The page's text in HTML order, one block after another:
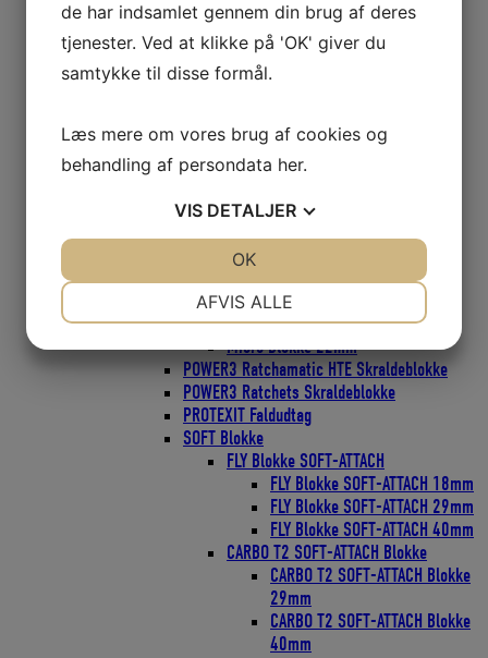
Bullet Classic Blokke 57mm
Element Blokke
Element Blokke 45mm
ESP Cruising Blokke
ESP Cruising 40mm
ESP Cruising 75mm
Harken Skøderinge Thimbles
Harken Svingarme
Micro Blokke
Micro blokke 16mm
Micro Blokke 22mm
POWER3 Ratchamatic HTE Skraldeblokke
POWER3 Ratchets Skraldeblokke
PROTEXIT Faldudtag
SOFT Blokke
FLY Blokke SOFT-ATTACH
FLY Blokke SOFT-ATTACH 18mm
FLY Blokke SOFT-ATTACH 29mm
FLY Blokke SOFT-ATTACH 40mm
CARBO T2 SOFT-ATTACH Blokke
CARBO T2 SOFT-ATTACH Blokke
29mm
CARBO T2 SOFT-ATTACH Blokke
40mm
de har indsamlet gennem din brug af deres
tjenester. Ved at klikke på 'OK' giver du
samtykke til disse formål.
Læs mere om vores brug af cookies og
behandling af persondata her.
VIS DETALJER
MARKETING STATISTIK
AFVIS ALLE
OK